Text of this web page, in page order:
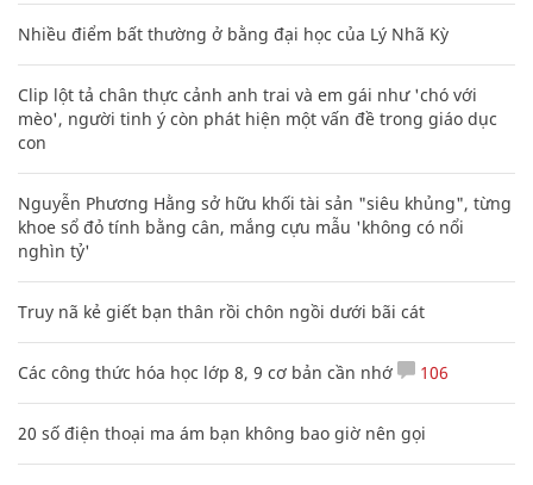
Nhiều điểm bất thường ở bằng đại học của Lý Nhã Kỳ
Clip lột tả chân thực cảnh anh trai và em gái như 'chó với
mèo', người tinh ý còn phát hiện một vấn đề trong giáo dục
con
Nguyễn Phương Hằng sở hữu khối tài sản "siêu khủng", từng
khoe sổ đỏ tính bằng cân, mắng cựu mẫu 'không có nổi
nghìn tỷ'
Truy nã kẻ giết bạn thân rồi chôn ngồi dưới bãi cát
Các công thức hóa học lớp 8, 9 cơ bản cần nhớ 106
20 số điện thoại ma ám bạn không bao giờ nên gọi